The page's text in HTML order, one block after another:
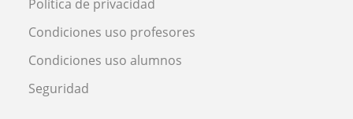
Política de privacidad
Condiciones uso profesores
Condiciones uso alumnos
Seguridad